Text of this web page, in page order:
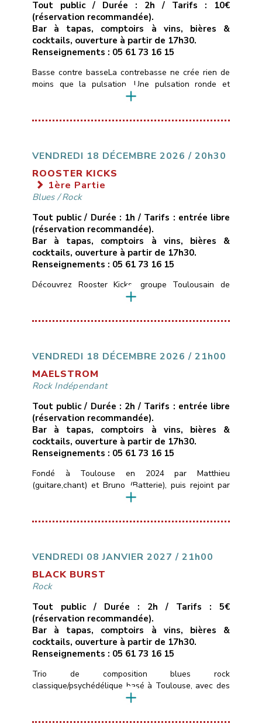
Tout public / Durée : 2h / Tarifs : 10€
(réservation recommandée).
Bar à tapas, comptoirs à vins, bières &
cocktails, ouverture à partir de 17h30.
Renseignements : 05 61 73 16 15
Basse contre basseLa contrebasse ne crée rien de
moins que la pulsation. Une pulsation ronde et
boisée, une pulsation mélodique qui construit
groupe.Hommage donc à quelques contrebassistes
Guillaume CerettoSaxophones : Michel Itier, Simon
MamdyBatterie : Jéremy Morello
___________________________
VENDREDI 18 DÉCEMBRE 2026 / 20h30
ROOSTER KICKS
1ère Partie
Blues/Rock
Tout public / Durée : 1h / Tarifs : entrée libre
(réservation recommandée).
Bar à tapas, comptoirs à vins, bières &
cocktails, ouverture à partir de 17h30.
Renseignements : 05 61 73 16 15
Découvrez Rooster Kicks, groupe Toulousain de
Blues Rock, nous vous proposons de découvrir des
Formé en 2022 par Laety, David, Laura et Yohann, ce
blues et pop.Nos influences et inspirations :Red Hot
VENDREDI 18 DÉCEMBRE 2026 / 21h00
MAELSTROM
Rock Indépendant
Tout public / Durée : 2h / Tarifs : entrée libre
(réservation recommandée).
Bar à tapas, comptoirs à vins, bières &
cocktails, ouverture à partir de 17h30.
Renseignements : 05 61 73 16 15
Fondé à Toulouse en 2024 par Matthieu
(guitare,chant) et Bruno (Batterie), puis rejoint par
Tanguy (Basse), MAELSTROM est né d’une envie
au public à travers nos morceaux.Le groupe propose
cherchent à allier des […]
VENDREDI 08 JANVIER 2027 / 21h00
BLACK BURST
Rock
Tout public / Durée : 2h / Tarifs : 5€
(réservation recommandée).
Bar à tapas, comptoirs à vins, bières &
cocktails, ouverture à partir de 17h30.
Renseignements : 05 61 73 16 15
Trio de composition blues rock
classique/psychédélique basé à Toulouse, avec des
influences allant de Led Zepplin au Black Keys en
varier avec des sonorités stoner plus moderne.Le